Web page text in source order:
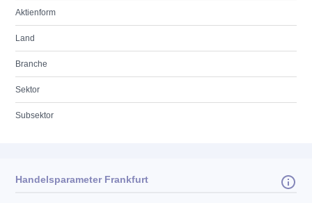
Aktienform
Land
Branche
Sektor
Subsektor
Handelsparameter Frankfurt